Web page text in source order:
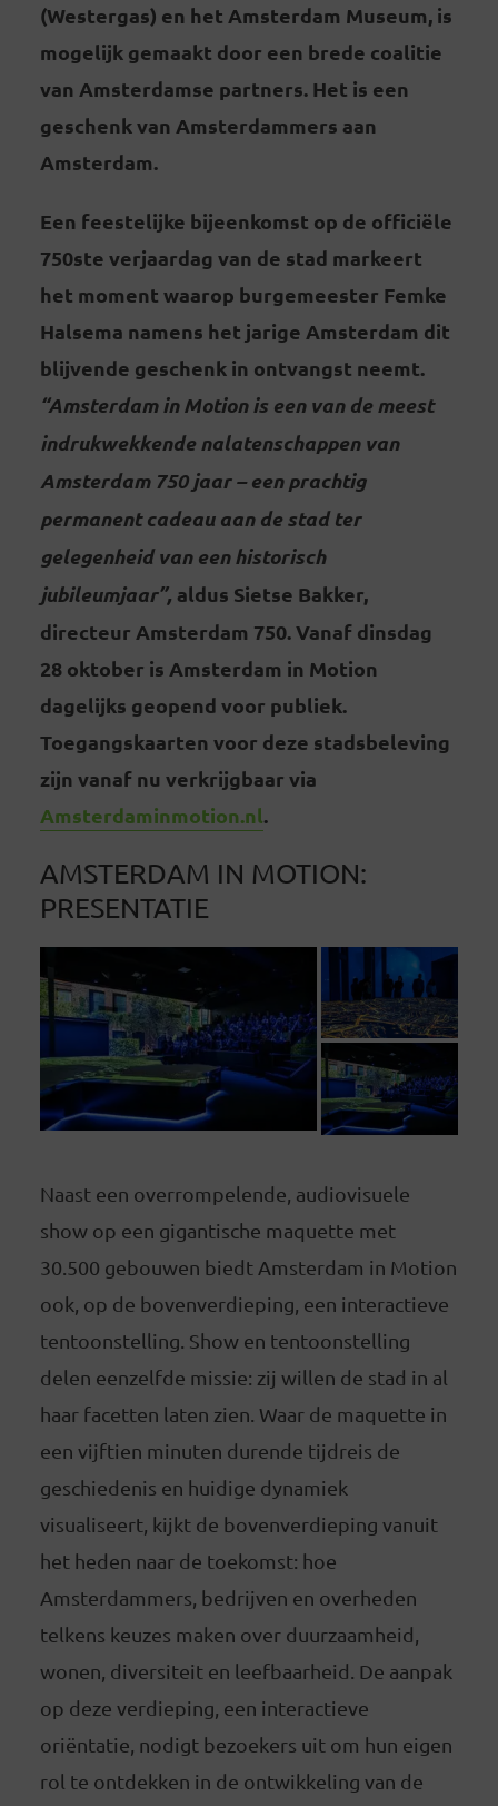
(Westergas) en het Amsterdam Museum, is
mogelijk gemaakt door een brede coalitie
van Amsterdamse partners. Het is een
geschenk van Amsterdammers aan
Amsterdam.
Een feestelijke bijeenkomst op de officiële
750ste verjaardag van de stad markeert
het moment waarop burgemeester Femke
Halsema namens het jarige Amsterdam dit
blijvende geschenk in ontvangst neemt.
“Amsterdam in Motion is een van de meest
indrukwekkende nalatenschappen van
Amsterdam 750 jaar – een prachtig
permanent cadeau aan de stad ter
gelegenheid van een historisch
jubileumjaar”, aldus Sietse Bakker,
directeur Amsterdam 750. Vanaf dinsdag
28 oktober is Amsterdam in Motion
dagelijks geopend voor publiek.
Toegangskaarten voor deze stadsbeleving
zijn vanaf nu verkrijgbaar via
Amsterdaminmotion.nl.
AMSTERDAM IN MOTION:
PRESENTATIE
Naast een overrompelende, audiovisuele
show op een gigantische maquette met
30.500 gebouwen biedt Amsterdam in Motion
ook, op de bovenverdieping, een interactieve
tentoonstelling. Show en tentoonstelling
delen eenzelfde missie: zij willen de stad in al
haar facetten laten zien. Waar de maquette in
een vijftien minuten durende tijdreis de
geschiedenis en huidige dynamiek
visualiseert, kijkt de bovenverdieping vanuit
het heden naar de toekomst: hoe
Amsterdammers, bedrijven en overheden
telkens keuzes maken over duurzaamheid,
wonen, diversiteit en leefbaarheid. De aanpak
op deze verdieping, een interactieve
oriëntatie, nodigt bezoekers uit om hun eigen
rol te ontdekken in de ontwikkeling van de